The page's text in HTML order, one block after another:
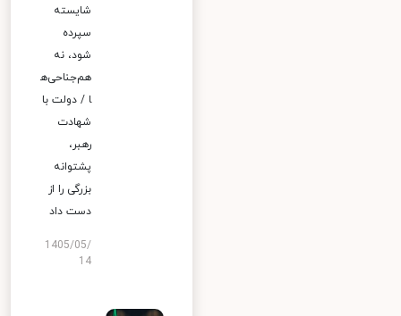
شایسته
سپرده
شود، نه
هم‌جناحی‌ه
ا / دولت با
شهادت
رهبر،
پشتوانه
بزرگی را از
دست داد
1405/05/
14